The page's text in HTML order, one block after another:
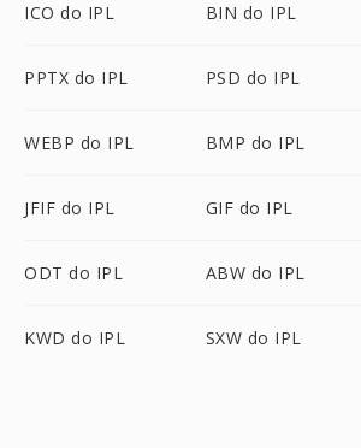
ICO do IPL BIN do IPL
PPTX do IPL PSD do IPL
WEBP do IPL BMP do IPL
JFIF do IPL GIF do IPL
ODT do IPL ABW do IPL
KWD do IPL SXW do IPL